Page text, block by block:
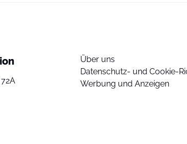
Über uns
Datenschutz- und Cookie-
Werbung und Anzeigen